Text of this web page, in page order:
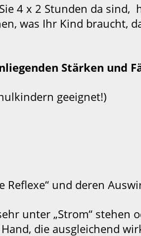
4 x 2 Stunden da
was Ihr Kind braucht,
Stärken und
geeignet!)
Reflexe“ und deren
unter „Strom“ stehen
die ausgleichend